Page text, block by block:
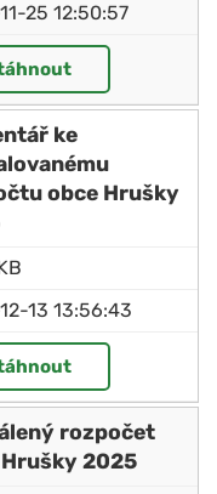
25 12:50:57
ke
obce Hrušky
13 13:56:43
rozpočet
2025